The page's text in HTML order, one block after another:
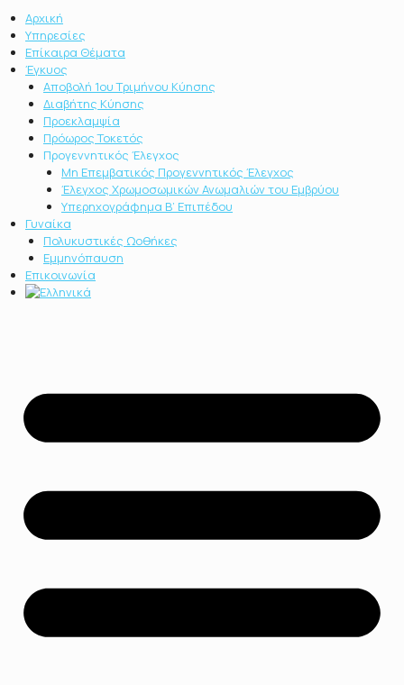
Αρχική
Υπηρεσίες
Επίκαιρα Θέματα
Έγκυος
Αποβολή 1ου Τριμήνου Κύησης
Διαβήτης Κύησης
Προεκλαμψία
Πρόωρος Τοκετός
Προγεννητικός Έλεγχος
Μη Επεμβατικός Προγεννητικός Έλεγχος
Έλεγχος Χρωμοσωμικών Ανωμαλιών του Εμβρύου
Υπερηχογράφημα Β’ Επιπέδου
Γυναίκα
Πολυκυστικές Ωοθήκες
Εμμηνόπαυση
Επικοινωνία